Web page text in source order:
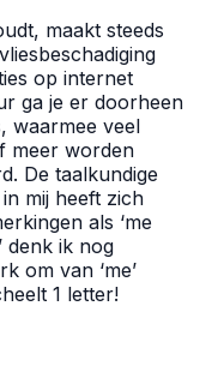
maakt steeds
op internet
ga je er doorheen
waarmee veel
meer worden
De taalkundige
mij heeft zich
als ‘me
denk ik nog
om van ‘me’
1 letter!